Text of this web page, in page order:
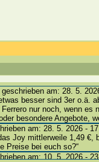
am: 28. 5.
besser sind 3er o.ä.
nur noch, wenn es
besondere Angebote,
am: 28. 5. 2026 -
Joy mittlerweile 1,49 €,
Preise bei euch so?“
am: 10. 5. 2026 -